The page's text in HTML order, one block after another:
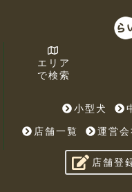
エリア
で検索
小型犬
店舗一覧
運営
店舗登